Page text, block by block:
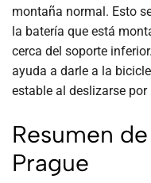
montaña normal. Esto
la batería que está
cerca del soporte
ayuda a darle a la
estable al deslizarse
Resumen
Prague